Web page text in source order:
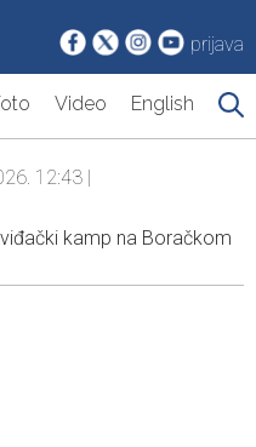
prijava
Video English
12:43 |
kamp na Boračkom